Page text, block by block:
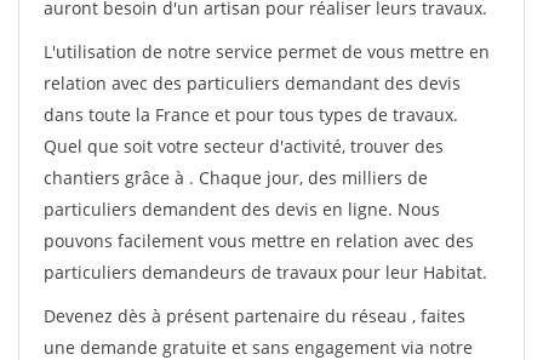
auront besoin d'un artisan pour réaliser leurs travaux.
L'utilisation de notre service permet de vous mettre en
relation avec des particuliers demandant des devis
dans toute la France et pour tous types de travaux.
Quel que soit votre secteur d'activité, trouver des
chantiers grâce à . Chaque jour, des milliers de
particuliers demandent des devis en ligne. Nous
pouvons facilement vous mettre en relation avec des
particuliers demandeurs de travaux pour leur Habitat.
Devenez dès à présent partenaire du réseau , faites
une demande gratuite et sans engagement via notre